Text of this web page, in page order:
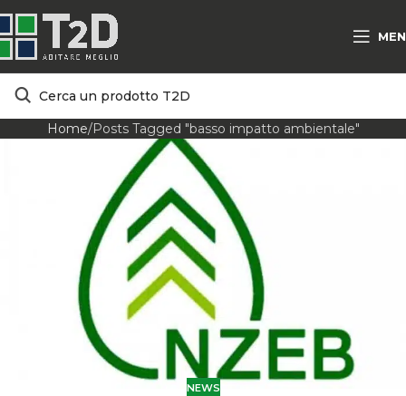
Home Posts Tagged "basso impatto ambientale"
NEWS